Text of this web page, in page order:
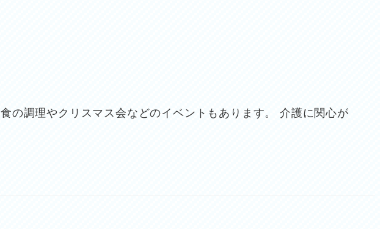
の調理やクリスマス会などのイベントもあります。 介護に関心が